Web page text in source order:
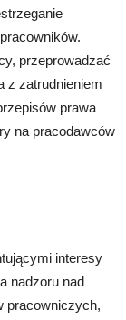
przeprowadzać
z zatrudnieniem
prawa
na pracodawców
interesy
nadzoru nad
pracowniczych,